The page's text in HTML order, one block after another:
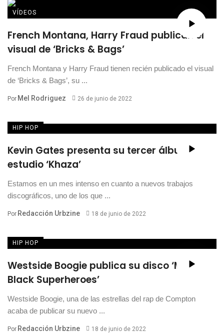
VÍDEOS
French Montana, Harry Fraud publican el
visual de ‘Bricks & Bags’
French Montana y Harry Fraud tienen recién publicado el visual
de ‘Bricks & Bags’, su ...
Por Mel Rodriguez 26 de junio de 2022
HIP HOP
Kevin Gates presenta su tercer álbum de
estudio ‘Khaza’
Estamos en un mes intenso en cuanto a nuevos trabajos
discográficos, uno de los que ...
Por Redacción Urbzine 18 de junio de 2022
HIP HOP
Westside Boogie publica su disco ‘More
Black Superheroes’
Westside Boogie, una de las estrellas del rap de Compton
acaba de publicar su nuevo ...
Por Redacción Urbzine 18 de junio de 2022